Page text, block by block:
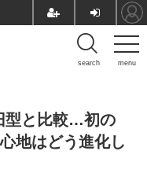
menu
search
型と比較…初の
地はどう進化し